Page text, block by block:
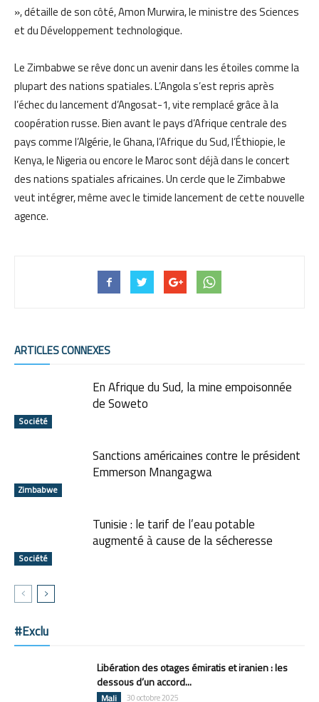
», détaille de son côté, Amon Murwira, le ministre des Sciences
et du Développement technologique.
Le Zimbabwe se rêve donc un avenir dans les étoiles comme la
plupart des nations spatiales. L’Angola s’est repris après
l’échec du lancement d’Angosat-1, vite remplacé grâce à la
coopération russe. Bien avant le pays d’Afrique centrale des
pays comme l’Algérie, le Ghana, l’Afrique du Sud, l’Éthiopie, le
Kenya, le Nigeria ou encore le Maroc sont déjà dans le concert
des nations spatiales africaines. Un cercle que le Zimbabwe
veut intégrer, même avec le timide lancement de cette nouvelle
agence.
ARTICLES CONNEXES
Société
En Afrique du Sud, la mine empoisonnée
de Soweto
Zimbabwe
Sanctions américaines contre le président
Emmerson Mnangagwa
Société
Tunisie : le tarif de l’eau potable
augmenté à cause de la sécheresse
#Exclu
Libération des otages émiratis et iranien : les
dessous d’un accord...
Mali 30 octobre 2025